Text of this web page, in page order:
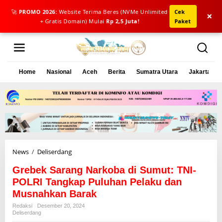
🚀 PROMO 2026: Website Terima Beres (NVMe Unlimited
+ Gratis Domain) Mulai Rp 2,5 Juta!
Cek
Paket
×
L
Home Nasional Aceh Berita Sumatra Utara Jakarta
News / Deliserdang
e
b
e
k
S
Grebek Sarang Narkoba di Sumut: TNI-
POLRI Tangkap Puluhan Pelaku dan
Musnahkan Barak
Redaksi
Desember 20, 2024
Deliserdang